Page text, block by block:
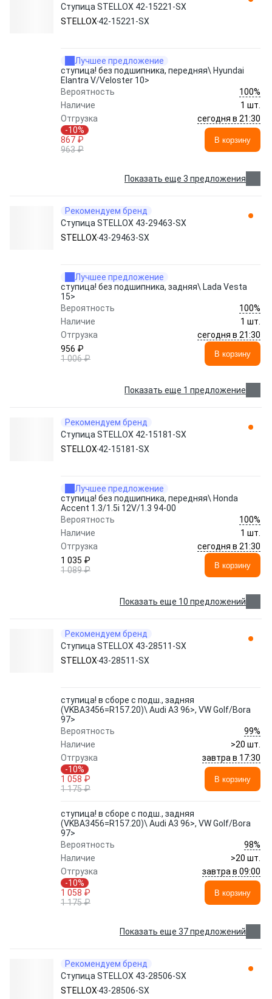
Ступица STELLOX 42-15221-SX
STELLOX 42-15221-SX
Лучшее предложение
ступица! без подшипника, передняя\ Hyundai
Elantra V/Veloster 10>
Вероятность
100%
Наличие
1 шт.
Отгрузка
сегодня в 21:30
-10%
867 ₽
963 ₽
В корзину
Показать еще 3 предложения
Рекомендуем бренд
Ступица STELLOX 43-29463-SX
STELLOX 43-29463-SX
Лучшее предложение
ступица! без подшипника, задняя\ Lada Vesta
15>
Вероятность
100%
Наличие
1 шт.
Отгрузка
сегодня в 21:30
956 ₽
1 006 ₽
В корзину
Показать еще 1 предложение
Рекомендуем бренд
Ступица STELLOX 42-15181-SX
STELLOX 42-15181-SX
Лучшее предложение
ступица! без подшипника, передняя\ Honda
Accent 1.3/1.5i 12V/1.3 94-00
Вероятность
100%
Наличие
1 шт.
Отгрузка
сегодня в 21:30
1 035 ₽
1 089 ₽
В корзину
Показать еще 10 предложений
Рекомендуем бренд
Ступица STELLOX 43-28511-SX
STELLOX 43-28511-SX
ступица! в сборе с подш., задняя
(VKBA3456=R157.20)\ Audi A3 96>, VW Golf/Bora
97>
Вероятность
99%
Наличие
>20 шт.
Отгрузка
завтра в 17:30
-10%
1 058 ₽
1 175 ₽
В корзину
ступица! в сборе с подш., задняя
(VKBA3456=R157.20)\ Audi A3 96>, VW Golf/Bora
97>
Вероятность
98%
Наличие
>20 шт.
Отгрузка
завтра в 09:00
-10%
1 058 ₽
1 175 ₽
В корзину
Показать еще 37 предложений
Рекомендуем бренд
Ступица STELLOX 43-28506-SX
STELLOX 43-28506-SX